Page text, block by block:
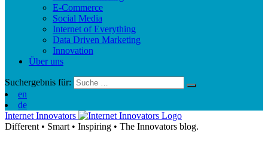
E-Commerce
Social Media
Internet of Everything
Data Driven Marketing
Innovation
Über uns
Suchergebnis für:
en
de
Internet Innovators
Different • Smart • Inspiring • The Innovators blog.